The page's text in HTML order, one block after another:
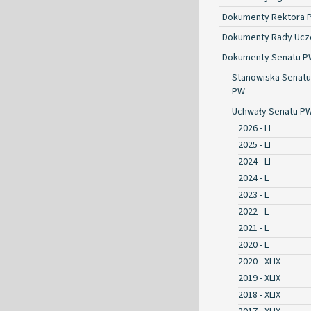
Dokumenty Rektora
Dokumenty Rady
Dokumenty Senatu
Stanowiska Senatu
PW
Uchwały Senatu
2026 - LI
2025 - LI
2024 - LI
2024 - L
2023 - L
2022 - L
2021 - L
2020 - L
2020 - XLIX
2019 - XLIX
2018 - XLIX